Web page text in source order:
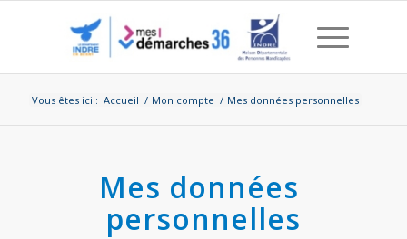
Vous êtes ici : Accueil / Mon compte / Mes données personnelles
Mes données
personnelles